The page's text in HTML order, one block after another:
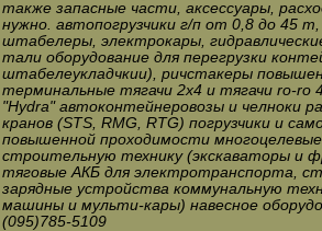
также запасные части, аксессуары,
нужно. автопогрузчики г/п от 0,8 до 45 т,
штабелеры, электрокары,
тали оборудование для перегрузки
штабелеукладчкии), ричстакеры
терминальные тягачи 2x4 и тягачи ro-ro
"Hydra" автоконтейнеровозы и челноки
кранов (STS, RMG, RTG) погрузчики и
повышенной проходимости многоцелевые
строительную технику (экскаваторы и
тяговые АКБ для электротранспорта,
зарядные устройства коммунальную
машины и мульти-кары) навесное
(095)785-5109